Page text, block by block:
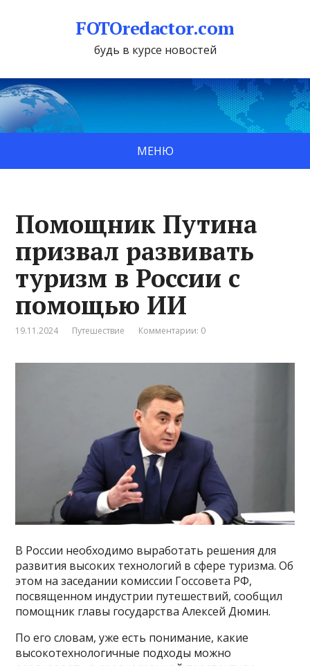
FOTOredactor.com
будь в курсе новостей
МЕНЮ
Помощник Путина
призвал развивать
туризм в России с
помощью ИИ
19.11.2024 Путешествие Комментарии: 0
В России необходимо выработать решения для
развития высоких технологий в сфере туризма. Об
этом на заседании комиссии Госсовета РФ,
посвященном индустрии путешествий, сообщил
помощник главы государства Алексей Дюмин.
По его словам, уже есть понимание, какие
высокотехнологичные подходы можно